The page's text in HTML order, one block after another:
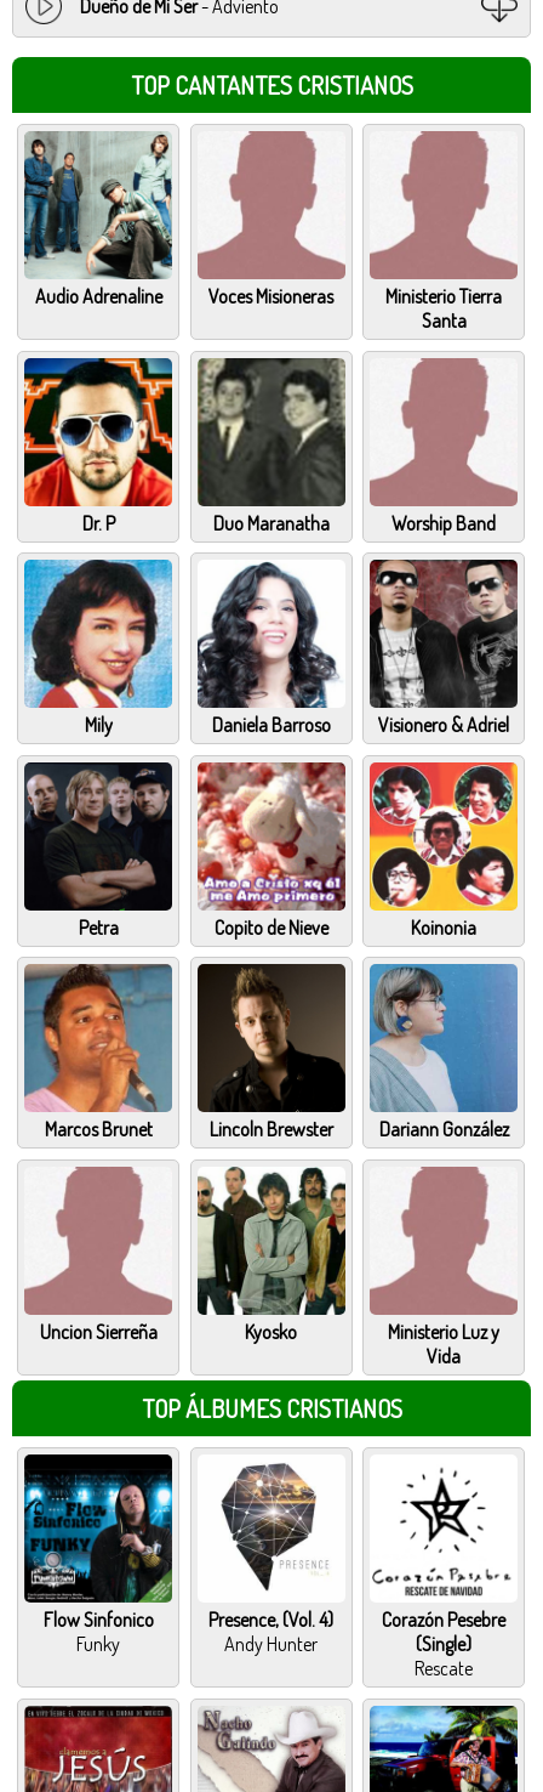
Dueño de Mi Ser- Adviento
TOP CANTANTES CRISTIANOS
Audio Adrenaline Voces Misioneras
Ministerio Tierra
Santa
Dr. P Duo Maranatha Worship Band
Mily Daniela Barroso Visionero & Adriel
Petra Copito de Nieve Koinonia
Marcos Brunet Lincoln Brewster Dariann González
Uncion Sierreña Kyosko
Ministerio Luz y
Vida
TOP ÁLBUMES CRISTIANOS
Flow Sinfonico
Funky
Presence, (Vol. 4)
Andy Hunter
Corazón Pesebre
(Single)
Rescate